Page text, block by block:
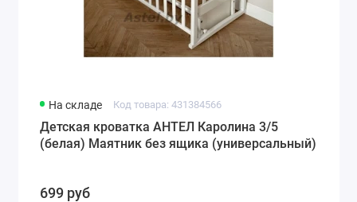
На складе Код товара: 431384566
Детская кроватка АНТЕЛ Каролина 3/5
(белая) Маятник без ящика (универсальный)
699 руб